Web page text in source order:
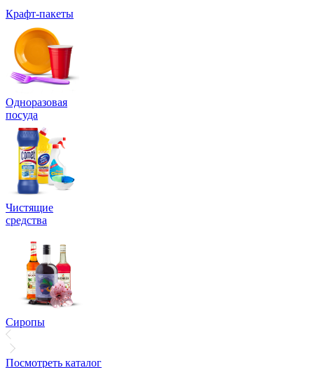
Крафт-пакеты
Одноразовая
посуда
Чистящие
средства
Сиропы
Посмотреть каталог